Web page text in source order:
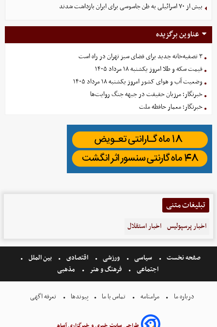
بیش از ۷۰ اسرائیلی به ظن جاسوسی برای ایران بازداشت شدند
عناوین برگزیده
۳ تصفیه‌خانه جدید برای فضای سبز تهران در راه است
قیمت سکه و طلا امروز یکشنبه ۱۸ مرداد ۱۴۰۵
وضعیت آب و هوای کشور امروز یکشنبه ۱۸ مرداد ۱۴۰۵
خبرنگار؛ مرزبان حقیقت در جبهه جنگ روایت‌ها
خبرنگار؛ معمار حافظه ملت
تبلیغات متنی
اخبار پرسپولیس اخبار استقلال
صفحه نخست سیاسی ورزشی اقتصادی
بین الملل
اجتماعی
فرهنگ و هنر مذهبی
درباره ما مرامنامه تماس با ما پیوندها تعرفه اگهی